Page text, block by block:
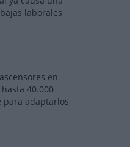
laborales
en
40.000
para adaptarlos